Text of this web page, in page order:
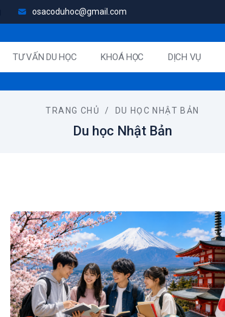
osacoduhoc@gmail.com
TƯ VẤN DU HỌC KHOÁ HỌC DỊCH VỤ
TRANG CHỦ / DU HỌC NHẬT BẢN
Du học Nhật Bản